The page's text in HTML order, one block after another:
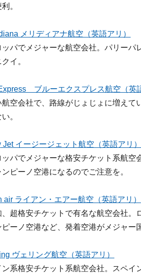
。
メリディアナ航空（英語アリ）
ッパでメジャーな航空会社。パリー
イ。
ブルーエクスプレス航空（英
航空会社で、路線がじょじょに増え
。
Jet イージージェット航空（英語アリ）
ッパでメジャーな格安チケット系航
ンピーノ空港になるのでご注意を。
air ライアン・エアー航空（英語アリ）
、超格安チケットで有名な航空会社
ーノ空港など、発着空港がメジャー
ヴェリング航空（英語アリ）
ン系格安チケット系航空会社。スペ